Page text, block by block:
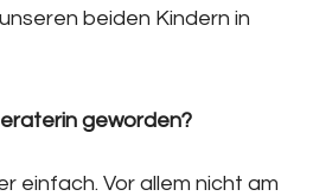
beiden Kindern in
geworden?
einfach. Vor allem nicht am